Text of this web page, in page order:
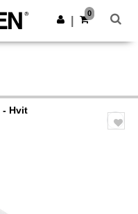
Last ned app
0
- Hvit